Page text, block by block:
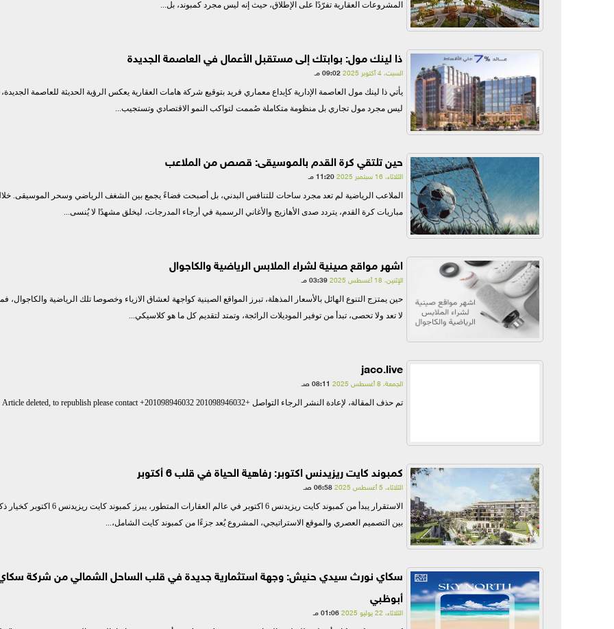
المشروعات العقارية تفرّدًا على الإطلاق، حيث إنه ليس مجرد كمبوند، بل...
ذا لينك مول: بوابتك إلى مستقبل الأعمال في العاصمة الجديدة
السبت، 4 أكتوبر 2025 09:02 مـ
يأتي ذا لينك مول العاصمة الإدارية كإبداع معماري فريد بتوقيع شركة هامات العقارية يعكس الرؤية الحديثة للعاصمة
ليس مجرد مول تجاري بل منظومة متكاملة صُممت لتواكب النمو الاقتصادي وتستجيب...
حين تلتقي كرة القدم بالموسيقى: قصص من الملاعب
الثلاثاء، 16 سبتمبر 2025 11:20 مـ
الملاعب الرياضية لم تعد مجرد ساحات للتنافس البدني، بل أصبحت فضاءً يجمع بين الشغف الرياضي وسحر الموسيقى.
مباريات كرة القدم، يتردد صدى الأهازيج والأغاني الرسمية في أرجاء المدرجات، ليخلق مشهدًا لا يُنسى...
اشهر مواقع صينية لشراء الملابس الرياضية والكاجوال
الإثنين، 18 أغسطس 2025 03:39 مـ
حين يمتزج التنوع الهائل بالأسعار المذهلة، تبرز المواقع الصينية كواجهة لعشاق الازياء وخصوصا تلك الرياضية والكاجوال،
لا تعد ولا تحصى، تبدأ من توفير الموديلات الرائجة، وتمتد لتقديم كل ما هو كلاسيكي...
jaco.live
الجمعة، 8 أغسطس 2025 08:11 صـ
تم حذف المقالة، لإعادة النشر الرجاء التواصل +201098946032 Article deleted, to republish please contact +201098946032
كمبوند كايت ريزيدنس اكتوبر: رفاهية الحياة في قلب 6 أكتوبر
الثلاثاء، 5 أغسطس 2025 06:58 صـ
الاستقرار يبدأ من كمبوند كايت ريزيدنس 6 اكتوبر في عالم العقارات المتطور،
بين التصميم العصري والموقع الاستراتيجي، المشروع يُعد جزءًا من كمبوند كايت الشامل،...
سكاي نورث سيدي حنيش: وجهة استثمارية جديدة في قلب الساحل الشمالي من شركة
أبوظبي
الثلاثاء، 22 يوليو 2025 01:06 مـ